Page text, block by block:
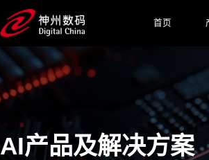
首页
AI产品及解决方案